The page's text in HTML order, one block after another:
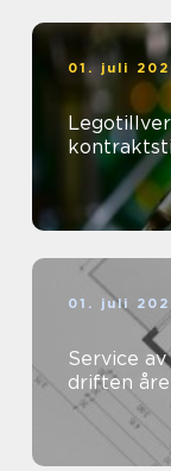
01. juli
Legotillverkning så
01. juli
Service av
driften